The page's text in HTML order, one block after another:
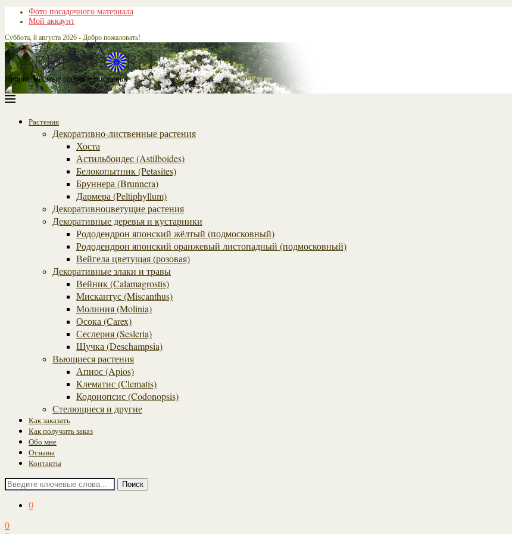
Фото посадочного материала
Мой аккаунт
Суббота, 8 августа 2026 - Добро пожаловать!
Неприхотливые садовые растения
Растения
Декоративно-лиственные растения
Хоста
Астильбоидес (Astilboides)
Белокопытник (Рetasites)
Бруннера (Brunnera)
Дармера (Peltiphyllum)
Декоративноцветущие растения
Декоративные деревья и кустарники
Рододендрон японский жёлтый (подмосковный)
Рододендрон японский оранжевый листопадный (подмосковный)
Вейгела цветущая (розовая)
Декоративные злаки и травы
Вейник (Calamagrostis)
Мискантус (Miscanthus)
Молиния (Molinia)
Осока (Carex)
Сеслерия (Sesleria)
Щучка (Deschampsia)
Вьющиеся растения
Апиос (Apios)
Клематис (Clematis)
Кодонопсис (Codonopsis)
Стелющиеся и другие
Как заказать
Как получить заказ
Обо мне
Отзывы
Контакты
Поиск
0
0